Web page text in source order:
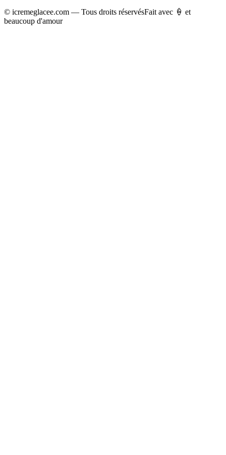
© icremeglacee.com — Tous droits réservésFait avec 🍦 et
beaucoup d'amour